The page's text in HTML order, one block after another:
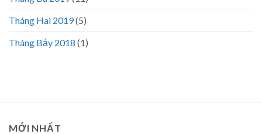
Tháng Hai 2019(5)
Tháng Bảy 2018 (1)
MỚI NHẤT